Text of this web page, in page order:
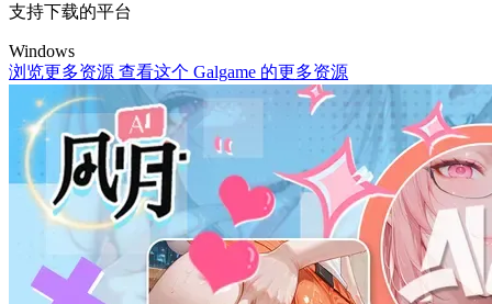
支持下载的平台
Windows
浏览更多资源 查看这个 Galgame 的更多资源